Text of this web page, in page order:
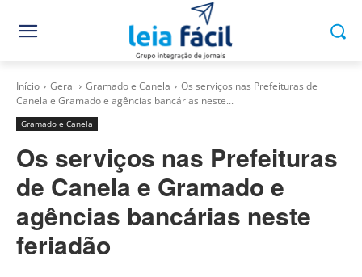
Início Geral Gramado e Canela
Os serviços nas Prefeituras de
Canela e Gramado e agências bancárias neste...
Gramado e Canela
Os serviços nas Prefeituras
de Canela e Gramado e
agências bancárias neste
feriadão